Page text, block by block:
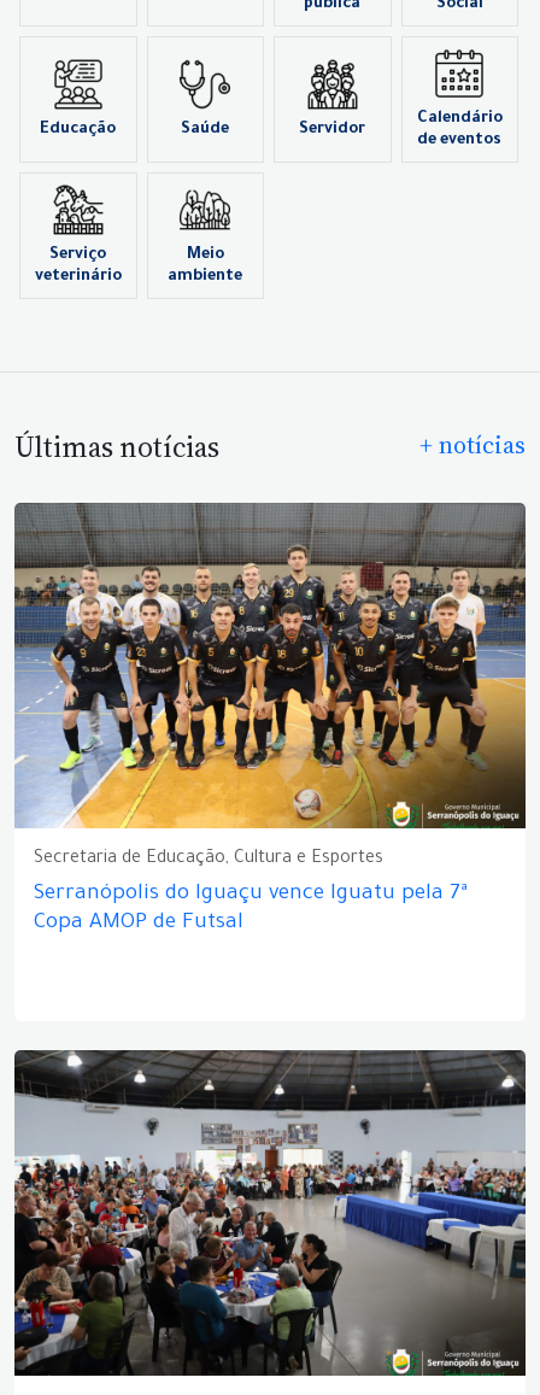
pública Social
Educação Saúde Servidor
Calendário
de eventos
Serviço
veterinário
Meio
ambiente
Últimas notícias + notícias
Secretaria de Educação, Cultura e Esportes
Serranópolis do Iguaçu vence Iguatu pela 7ª
Copa AMOP de Futsal